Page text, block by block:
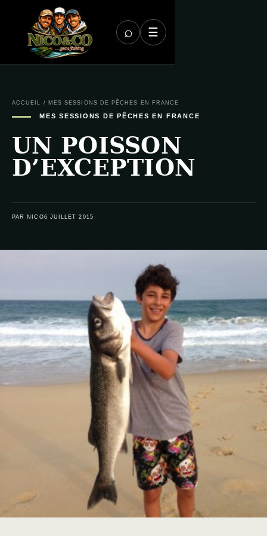
⌕ ☰
ACCUEIL / MES SESSIONS DE PÊCHES EN FRANCE
MES SESSIONS DE PÊCHES EN FRANCE
UN POISSON
D’EXCEPTION
PAR NICO6 JUILLET 2015